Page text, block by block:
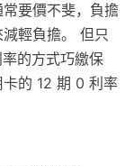
要價不斐，負擔
輕負擔。 但只
的方式巧繳保
的 12 期 0 利率